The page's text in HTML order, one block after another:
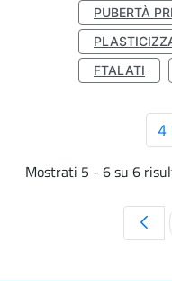
PUBERTÀ
FTALATI
4
Mostrati 5 - 6 su 6